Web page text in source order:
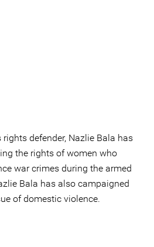
defender, Nazlie Bala has
the rights of women who
war crimes during the armed
Bala has also campaigned
of domestic violence.